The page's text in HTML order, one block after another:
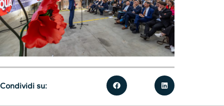
Condividi su: